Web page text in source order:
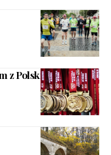
z Polski do Rzymu…